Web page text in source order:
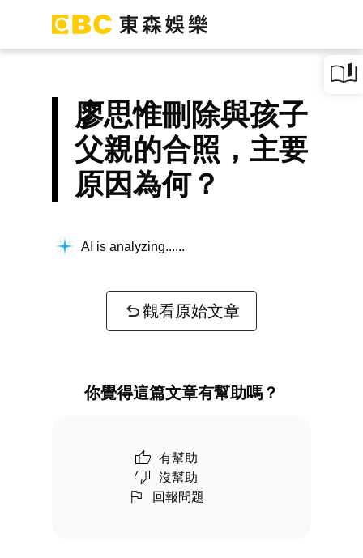
廖思惟刪除與孩子
父親的合照，主要
原因為何？
AI is analyzing...
觀看原始文章
你覺得這篇文章有幫助嗎？
有幫助
沒幫助
回報問題